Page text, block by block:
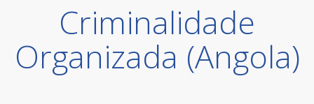
Criminalidade
Organizada (Angola)